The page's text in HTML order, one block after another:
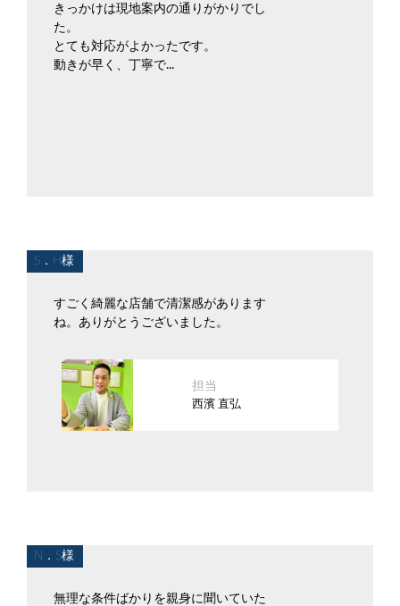
きっかけは現地案内の通りがかりでし
た。
とても対応がよかったです。
動きが早く、丁寧で...
S．H様
すごく綺麗な店舗で清潔感があります
ね。ありがとうございました。
担当
西濱 直弘
N．S様
無理な条件ばかりを親身に聞いていた